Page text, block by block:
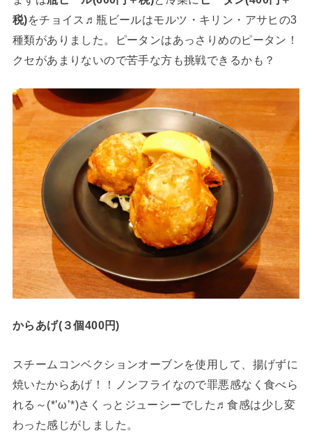
税)をチョイス♬瓶ビールはモルツ・キリン・アサヒの3
種類がありました。ピータンはあっさりめのピータン！
クセがあまりないので苦手な方も挑戦できるかも？
からあげ(３個400円)
スチームコンベクションオーブンを使用して、揚げずに
焼いたからあげ！！ノンフライなので罪悪感なく食べら
れる～(*’ω’*)さくっとジューシーでした♬食感は少し変
わった感じがしました。